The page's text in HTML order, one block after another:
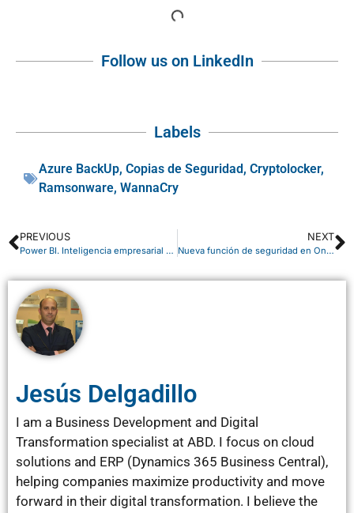
Follow us on LinkedIn
Labels
Azure BackUp, Copias de Seguridad, Cryptolocker,
Ramsonware, WannaCry
PREVIOUS
Power BI. Inteligencia empresarial sin precedentes
NEXT
Nueva función de seguridad en OneDrive
Jesús Delgadillo
I am a Business Development and Digital
Transformation specialist at ABD. I focus on cloud
solutions and ERP (Dynamics 365 Business Central),
helping companies maximize productivity and move
forward in their digital transformation. I believe the